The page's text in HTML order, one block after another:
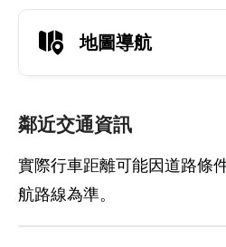
地圖導航
鄰近交通資訊
實際行車距離可能因道路條
航路線為準。